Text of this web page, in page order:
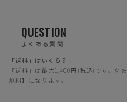
QUESTION
よくある質問
「送料」はいくら？
「送料」は最大1,400円(税込)です。な
無料】になります。